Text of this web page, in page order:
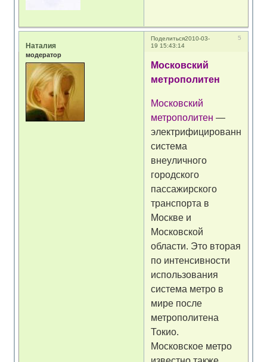
Поделиться 5
2010-03-
19 15:43:14
Наталия
модератор
Московский
метрополитен
Московский
метрополитен —
электрифицированная
система
внеуличного
городского
пассажирского
транспорта в
Москве и
Московской
области. Это вторая
по интенсивности
использования
система метро в
мире после
метрополитена
Токио.
Московское метро